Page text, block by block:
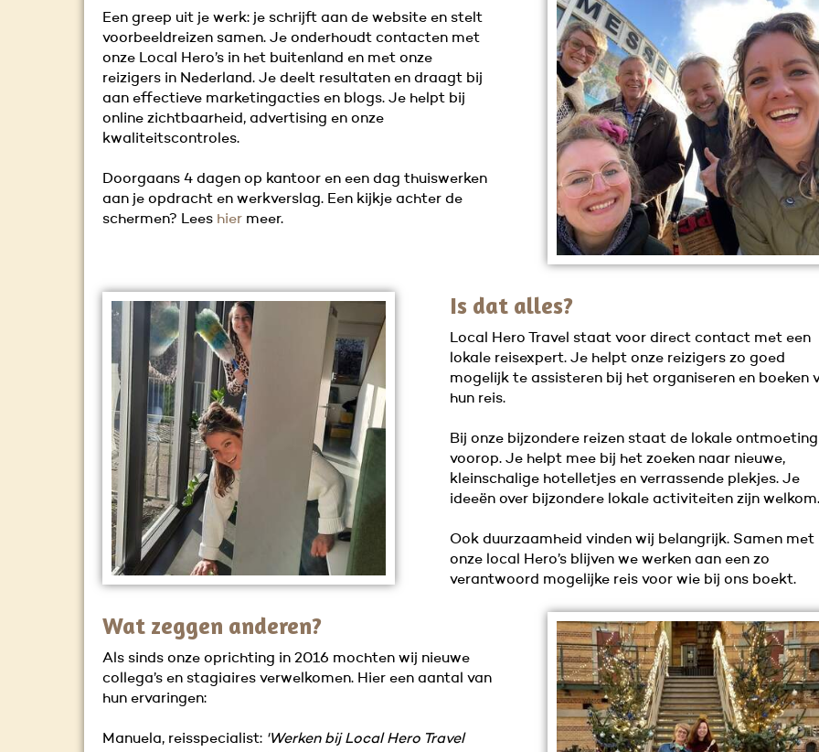
Een greep uit je werk: je schrijft aan de website en stelt
voorbeeldreizen samen. Je onderhoudt contacten met
onze Local Hero’s in het buitenland en met onze
reizigers in Nederland. Je deelt resultaten en draagt bij
aan effectieve marketingacties en blogs. Je helpt bij
online zichtbaarheid, advertising en onze
kwaliteitscontroles.
Doorgaans 4 dagen op kantoor en een dag thuiswerken
aan je opdracht en werkverslag. Een kijkje achter de
schermen? Lees hier meer.
Is dat alles?
Local Hero Travel staat voor direct contact met een
lokale reisexpert. Je helpt onze reizigers zo goed
mogelijk te assisteren bij het organiseren en boeken
hun reis.
Bij onze bijzondere reizen staat de lokale ontmoeting
voorop. Je helpt mee bij het zoeken naar nieuwe,
kleinschalige hotelletjes en verrassende plekjes. Je
ideeën over bijzondere lokale activiteiten zijn welkom.
Ook duurzaamheid vinden wij belangrijk. Samen met
onze local Hero’s blijven we werken aan een zo
verantwoord mogelijke reis voor wie bij ons boekt.
Wat zeggen anderen?
Als sinds onze oprichting in 2016 mochten wij nieuwe
collega’s en stagiaires verwelkomen. Hier een aantal van
hun ervaringen:
Manuela, reisspecialist: 'Werken bij Local Hero Travel